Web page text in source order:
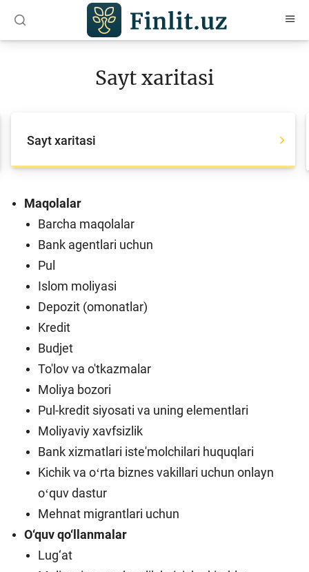
Loyihalar
Interaktiv xizmatlar
Fotogalereya
Loyiha haqida
Kengaytirilgan qidiruv
Sayt xaritasi
Sayt xaritasi
Sayt xaritasi
Maqolalar
Barcha maqolalar
Bank agentlari uchun
Pul
Islom moliyasi
Depozit (omonatlar)
Kredit
Budjet
To'lov va o'tkazmalar
Moliya bozori
Pul-kredit siyosati va uning elementlari
Moliyaviy xavfsizlik
Bank xizmatlari iste'molchilari huquqlari
Kichik va oʻrta biznes vakillari uchun onlayn
oʻquv dastur
Mehnat migrantlari uchun
O‘quv qo‘llanmalar
Lug‘at